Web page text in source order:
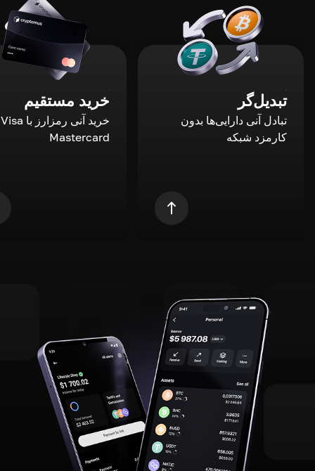
تبدیل‌گر
تبادل آنی دارایی‌ها بدون
کارمزد شبکه
خرید مستقیم
Mastercard